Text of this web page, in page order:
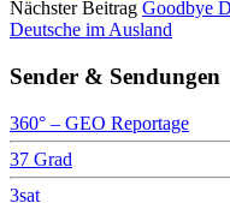
Nächster Beitrag Goodbye
Deutsche im Ausland
Sender & Sendungen
360° – GEO Reportage
37 Grad
3sat